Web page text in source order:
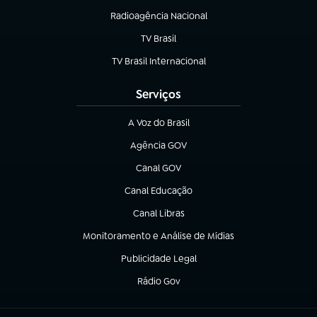
Radioagência Nacional
(abre em nova aba)
TV Brasil
(abre em nova aba)
TV Brasil Internacional
(abre em nova aba)
Serviços
A Voz do Brasil
(abre em nova aba)
Agência GOV
(abre em nova aba)
Canal GOV
(abre em nova aba)
Canal Educação
(abre em nova aba)
Canal Libras
(abre em nova aba)
Monitoramento e Análise de Mídias
(abre em nova aba)
Publicidade Legal
(abre em nova aba)
Rádio Gov
(abre em nova aba)